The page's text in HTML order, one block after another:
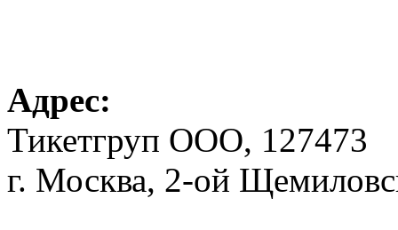
Адрес:
Тикетгруп ООО, 127473
г. Москва, 2-ой